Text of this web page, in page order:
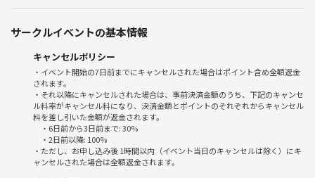
大阪でイベントを行った際に京都にもサークルを作って欲しいというお
試行錯誤の結果、1ヶ月に1回くらいは京都開催が可能になりました‼️
※それぞれ大阪と京都で開催をしております！
◾️近畿フレンズが作りたいこと
イベントを通して皆さんの「居場所」を作ることが私たちが作りたいこ
とです。
サークルイベントの基本情報
キャンセルポリシー
・イベント開始の7日前までにキャンセルされた場合はポイント含め全額返金
されます。
・それ以降にキャンセルされた場合は、事前決済金額のうち、下記のキャンセ
ル料率がキャンセル料になり、決済金額とポイントのそれぞれからキャンセル
料を差し引いた金額が返金されます。
・6日前から3日前まで: 30%
・2日前以降: 100%
・ただし、お申し込み後 1時間以内（イベント当日のキャンセルは除く）にキ
ャンセルされた場合は全額返金されます。